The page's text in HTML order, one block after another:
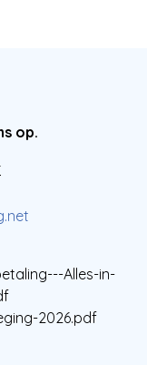
op.
Alles-in-
2026.pdf